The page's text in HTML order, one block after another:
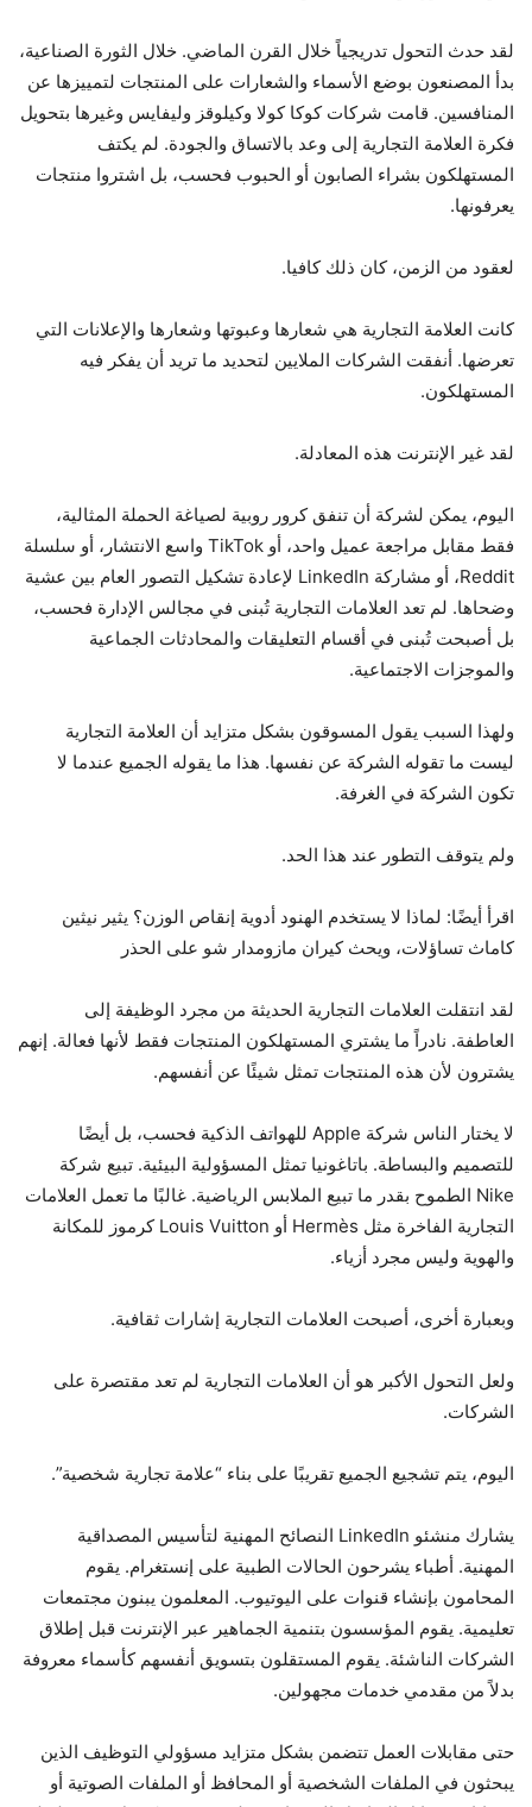
لقد حدث التحول تدريجياً خلال القرن الماضي. خلال الثورة الصناعية،
بدأ المصنعون بوضع الأسماء والشعارات على المنتجات لتمييزها عن
المنافسين. قامت شركات كوكا كولا وكيلوقز وليفايس وغيرها بتحويل
فكرة العلامة التجارية إلى وعد بالاتساق والجودة. لم يكتف
المستهلكون بشراء الصابون أو الحبوب فحسب، بل اشتروا منتجات
يعرفونها.
لعقود من الزمن، كان ذلك كافيا.
كانت العلامة التجارية هي شعارها وعبوتها وشعارها والإعلانات التي
تعرضها. أنفقت الشركات الملايين لتحديد ما تريد أن يفكر فيه
المستهلكون.
لقد غير الإنترنت هذه المعادلة.
اليوم، يمكن لشركة أن تنفق كرور روبية لصياغة الحملة المثالية،
فقط مقابل مراجعة عميل واحد، أو TikTok واسع الانتشار، أو سلسلة
Reddit، أو مشاركة LinkedIn لإعادة تشكيل التصور العام بين عشية
وضحاها. لم تعد العلامات التجارية تُبنى في مجالس الإدارة فحسب،
بل أصبحت تُبنى في أقسام التعليقات والمحادثات الجماعية
والموجزات الاجتماعية.
ولهذا السبب يقول المسوقون بشكل متزايد أن العلامة التجارية
ليست ما تقوله الشركة عن نفسها. هذا ما يقوله الجميع عندما لا
تكون الشركة في الغرفة.
ولم يتوقف التطور عند هذا الحد.
اقرأ أيضًا: لماذا لا يستخدم الهنود أدوية إنقاص الوزن؟ يثير نيثين
كاماث تساؤلات، ويحث كيران مازومدار شو على الحذر
لقد انتقلت العلامات التجارية الحديثة من مجرد الوظيفة إلى
العاطفة. نادراً ما يشتري المستهلكون المنتجات فقط لأنها فعالة. إنهم
يشترون لأن هذه المنتجات تمثل شيئًا عن أنفسهم.
لا يختار الناس شركة Apple للهواتف الذكية فحسب، بل أيضًا
للتصميم والبساطة. باتاغونيا تمثل المسؤولية البيئية. تبيع شركة
Nike الطموح بقدر ما تبيع الملابس الرياضية. غالبًا ما تعمل العلامات
التجارية الفاخرة مثل Hermès أو Louis Vuitton كرموز للمكانة
والهوية وليس مجرد أزياء.
وبعبارة أخرى، أصبحت العلامات التجارية إشارات ثقافية.
ولعل التحول الأكبر هو أن العلامات التجارية لم تعد مقتصرة على
الشركات.
اليوم، يتم تشجيع الجميع تقريبًا على بناء “علامة تجارية شخصية”.
يشارك منشئو LinkedIn النصائح المهنية لتأسيس المصداقية
المهنية. أطباء يشرحون الحالات الطبية على إنستغرام. يقوم
المحامون بإنشاء قنوات على اليوتيوب. المعلمون يبنون مجتمعات
تعليمية. يقوم المؤسسون بتنمية الجماهير عبر الإنترنت قبل إطلاق
الشركات الناشئة. يقوم المستقلون بتسويق أنفسهم كأسماء معروفة
بدلاً من مقدمي خدمات مجهولين.
حتى مقابلات العمل تتضمن بشكل متزايد مسؤولي التوظيف الذين
يبحثون في الملفات الشخصية أو المحافظ أو الملفات الصوتية أو